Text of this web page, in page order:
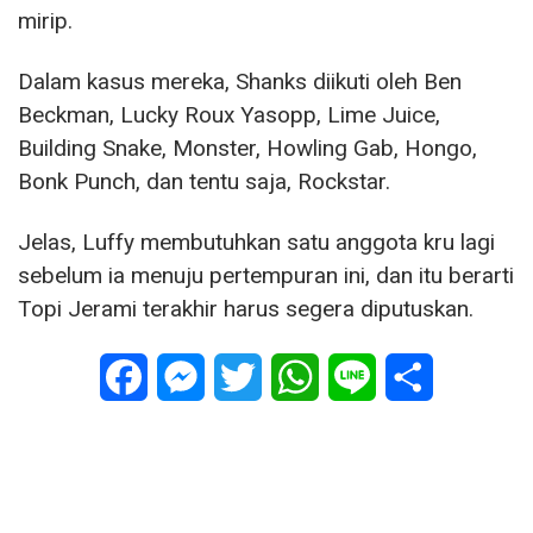
mirip.
Dalam kasus mereka, Shanks diikuti oleh Ben
Beckman, Lucky Roux Yasopp, Lime Juice,
Building Snake, Monster, Howling Gab, Hongo,
Bonk Punch, dan tentu saja, Rockstar.
Jelas, Luffy membutuhkan satu anggota kru lagi
sebelum ia menuju pertempuran ini, dan itu berarti
Topi Jerami terakhir harus segera diputuskan.
FacebookMessenger
Twitter WhatsApp
Line